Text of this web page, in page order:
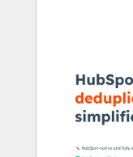
鍵
看
他